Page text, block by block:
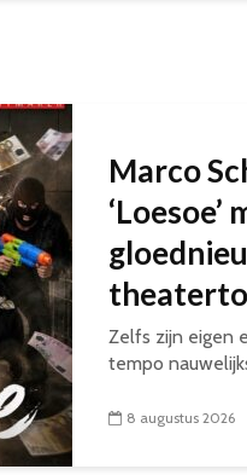
Marco
‘Loesoe’
Zelfs zijn eigen
tempo
8 augustus 2026